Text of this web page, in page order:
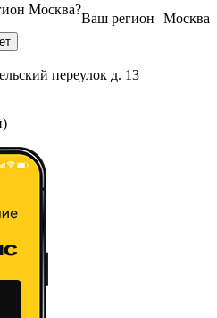
Москва
Ваш регион
Москва?
переулок д. 13